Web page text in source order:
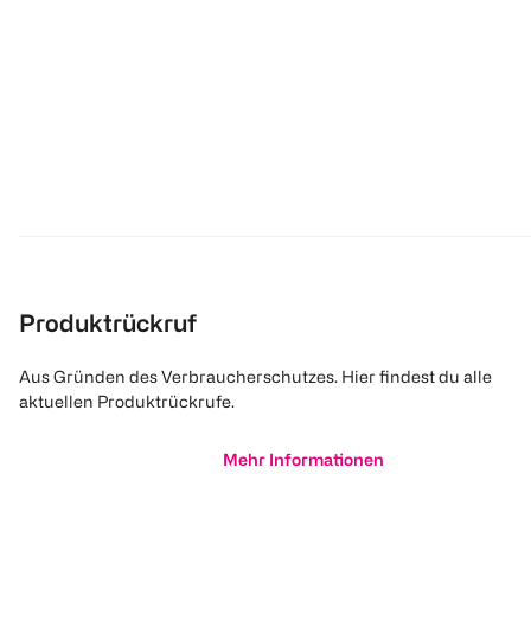
Produktrückruf
Aus Gründen des Verbraucherschutzes. Hier findest du alle
aktuellen Produktrückrufe.
Mehr Informationen